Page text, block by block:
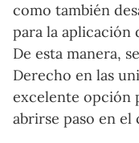
como también
para la aplicación
De esta manera,
Derecho en las
excelente opción
abrirse paso en el